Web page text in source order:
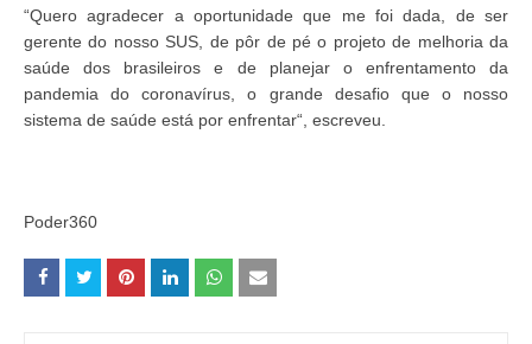
“Quero agradecer a oportunidade que me foi dada, de ser
gerente do nosso SUS, de pôr de pé o projeto de melhoria da
saúde dos brasileiros e de planejar o enfrentamento da
pandemia do coronavírus, o grande desafio que o nosso
sistema de saúde está por enfrentar“, escreveu.
Poder360